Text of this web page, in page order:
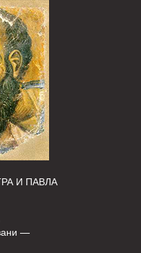
И ПАВЛА
—